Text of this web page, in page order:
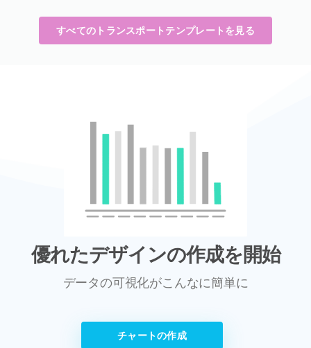
すべてのトランスポートテンプレートを見る
優れたデザインの作成を開始
データの可視化がこんなに簡単に
チャートの作成